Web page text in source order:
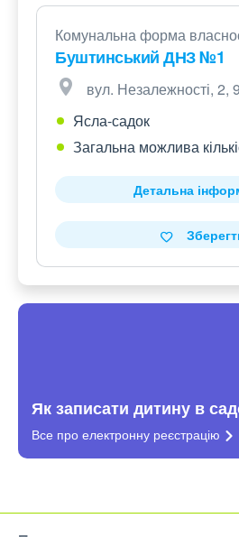
Комунальна форма
Буштинський ДНЗ №1
вул. Незалежності, 2,
Ясла-садок
Загальна можлива
Детальна
Як записати дитину в
Все про електронну реєстрацію